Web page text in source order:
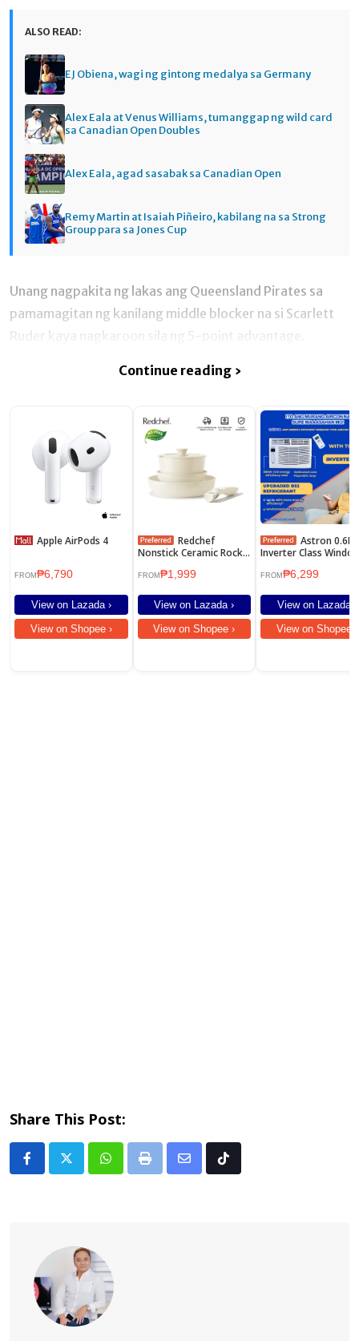
ALSO READ:
EJ Obiena, wagi ng gintong medalya sa Germany
Alex Eala at Venus Williams, tumanggap ng wild card
sa Canadian Open Doubles
Alex Eala, agad sasabak sa Canadian Open
Remy Martin at Isaiah Piñeiro, kabilang na sa Strong
Group para sa Jones Cup
Unang nagpakita ng lakas ang Queensland Pirates sa
pamamagitan ng kanilang middle blocker na si Scarlett
Ruder kaya nagkaroon sila ng 5-point advantage.
Continue reading ›
Apple AirPods 4
FROM ₱6,790
View on Lazada ›
View on Shopee ›
Nonstick Ceramic Rock
Removable 5Pcs/16Pcs
Suitable for All Stoves
FROM ₱1,999
View on Lazada ›
View on Shopee ›
Astron 0.6HP
Inverter Class
Remote | TCLRE60 |
Filter | Anti-Rust
FROM₱6,299
View on Lazada ›
View on Shopee ›
Share This Post:
Whatsapp
Print
Share Tiktok